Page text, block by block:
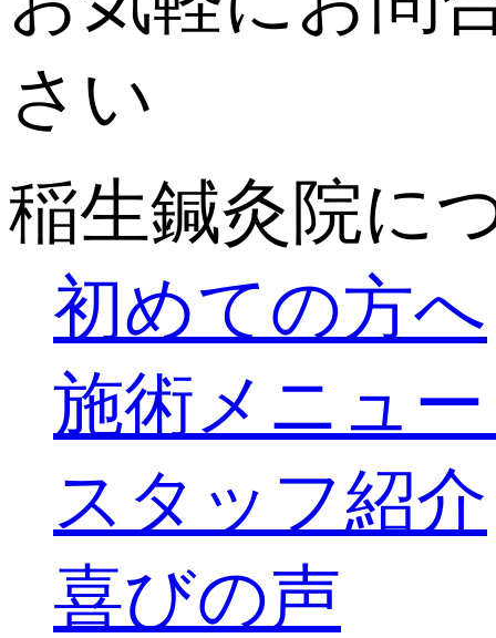
稲生鍼灸院に
初めての方へ
施術メニュ
スタッフ紹介
喜びの声